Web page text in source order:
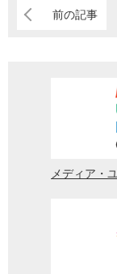
前の記事
メディア・